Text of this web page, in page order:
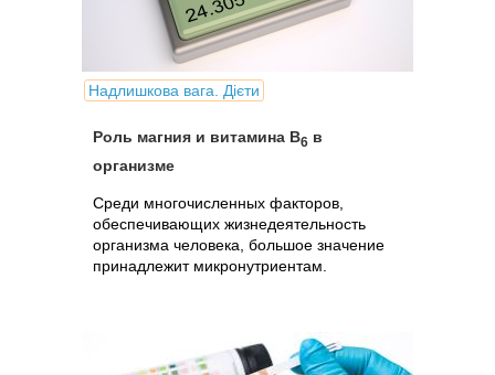
Надлишкова вага. Дієти
Роль магния и витамина В6 в
организме
Среди многочисленных факторов,
обеспечивающих жизнедеятельность
организма человека, большое значение
принадлежит микронутриентам.